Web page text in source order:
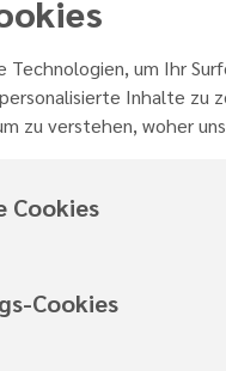
Liebe.
herzlich
Meinung
dünnes
die
zum
Technologien, um Ihr
Inhalte zu
zu verstehen, woher
Cookies
Cookies